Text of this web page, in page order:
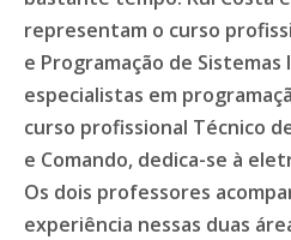
representam o curso
e Programação de
especialistas em
curso profissional Técnico
e Comando, dedica-se à
Os dois professores
experiência nessas duas